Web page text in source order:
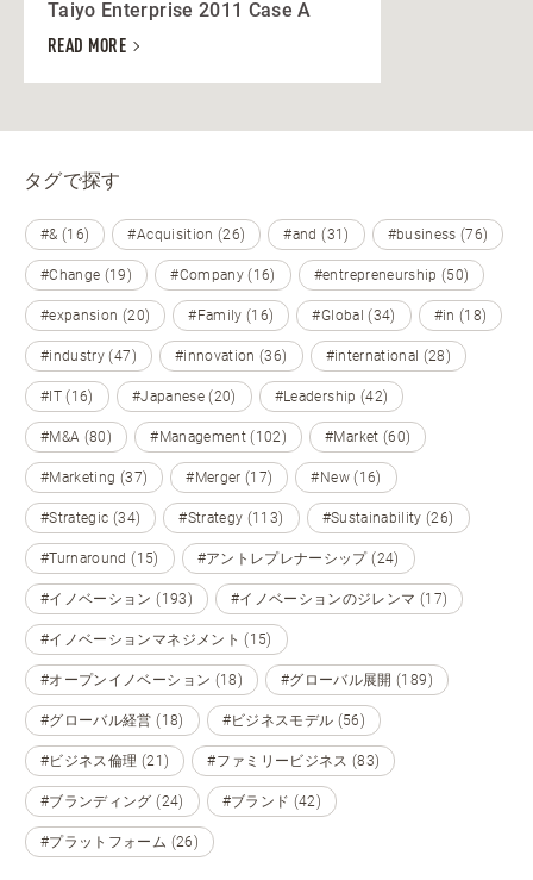
Taiyo Enterprise 2011 Case A
READ MORE
タグで探す
#& (16) #Acquisition (26) #and (31) #business (76)
#Change (19) #Company (16) #entrepreneurship (50)
#expansion (20) #Family (16) #Global (34) #in (18)
#industry (47) #innovation (36) #international (28)
#IT (16) #Japanese (20) #Leadership (42)
#M&A (80) #Management (102) #Market (60)
#Marketing (37) #Merger (17) #New (16)
#Strategic (34) #Strategy (113) #Sustainability (26)
#Turnaround (15) #アントレプレナーシップ (24)
#イノベーション (193) #イノベーションのジレンマ (17)
#イノベーションマネジメント (15)
#オープンイノベーション (18) #グローバル展開 (189)
#グローバル経営 (18) #ビジネスモデル (56)
#ビジネス倫理 (21) #ファミリービジネス (83)
#ブランディング (24) #ブランド (42)
#プラットフォーム (26)